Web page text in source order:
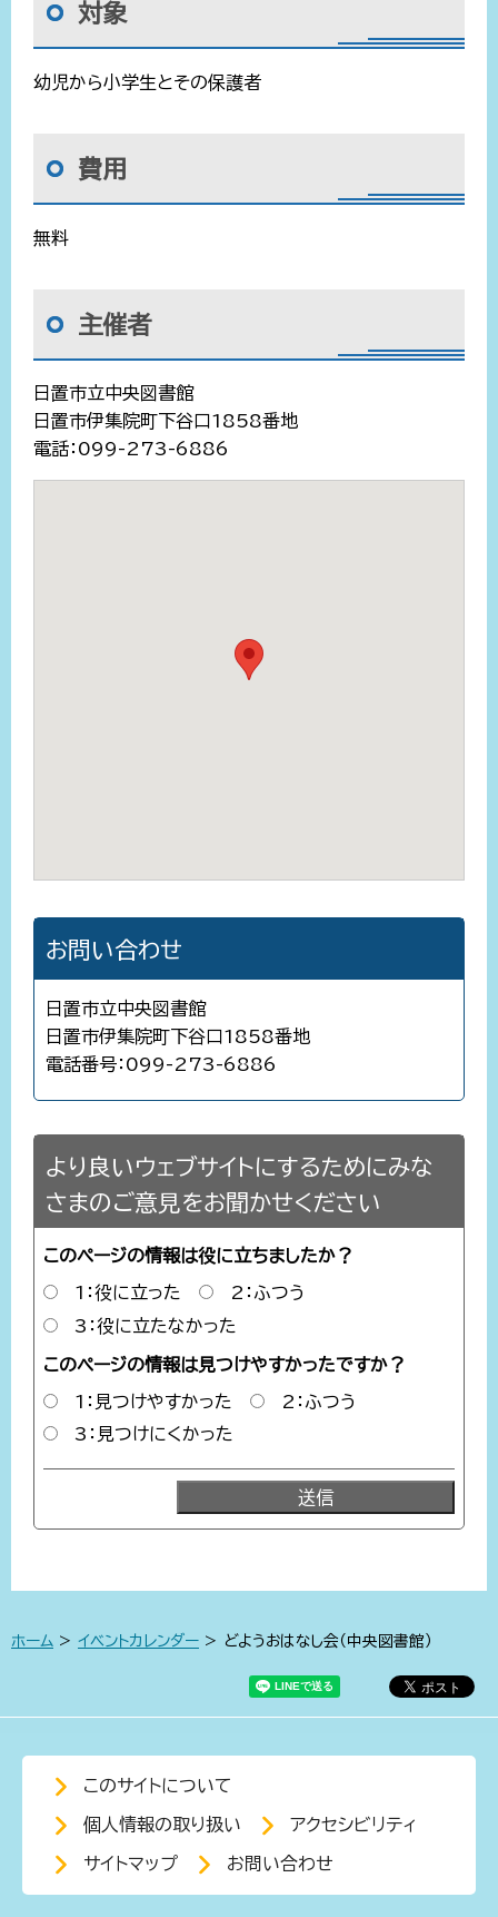
対象
幼児から小学生とその保護者
費用
無料
主催者
日置市立中央図書館
日置市伊集院町下谷口1858番地
電話：099-273-6886
お問い合わせ
日置市立中央図書館
日置市伊集院町下谷口1858番地
電話番号：099-273-6886
より良いウェブサイトにするためにみな
さまのご意見をお聞かせください
このページの情報は役に立ちましたか？
1：役に立った
2：ふつう
3：役に立たなかった
このページの情報は見つけやすかったですか？
1：見つけやすかった
2：ふつう
3：見つけにくかった
ホーム > イベントカレンダー > どようおはなし会（中央図書館）
このサイトについて
個人情報の取り扱い アクセシビリティ
サイトマップ お問い合わせ